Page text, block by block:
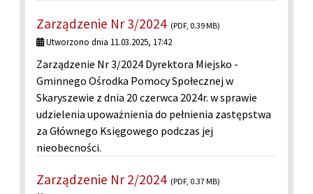
Zarządzenie Nr 3/2024 (PDF, 0.39 MB)
Utworzono dnia 11.03.2025, 17:42
Zarządzenie Nr 3/2024 Dyrektora Miejsko -
Gminnego Ośrodka Pomocy Społecznej w
Skaryszewie z dnia 20 czerwca 2024r. w sprawie
udzielenia upoważnienia do pełnienia zastępstwa
za Głównego Księgowego podczas jej
nieobecności.
Zarządzenie Nr 2/2024 (PDF, 0.37 MB)